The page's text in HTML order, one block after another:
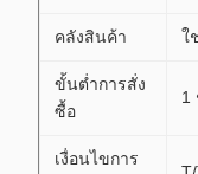
คลังสินค้า ใ
ขั้นต่ำการสั่ง
ซื้อ
1
เงื่อนไขการ